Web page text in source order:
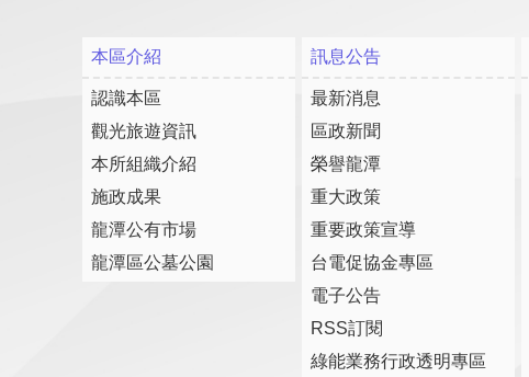
本區介紹
認識本區
觀光旅遊資訊
本所組織介紹
施政成果
龍潭公有市場
龍潭區公墓公園
訊息公告
最新消息
區政新聞
榮譽龍潭
重大政策
重要政策宣導
台電促協金專區
電子公告
RSS訂閱
綠能業務行政透明專區